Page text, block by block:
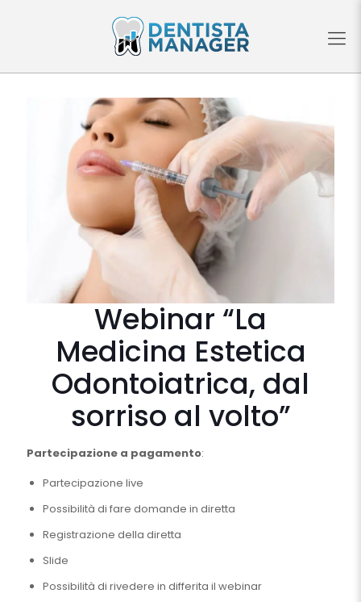
Webinar “La
Medicina Estetica
Odontoiatrica, dal
sorriso al volto”
Partecipazione a pagamento:
Partecipazione live
Possibilità di fare domande in diretta
Registrazione della diretta
Slide
Possibilità di rivedere in differita il webinar